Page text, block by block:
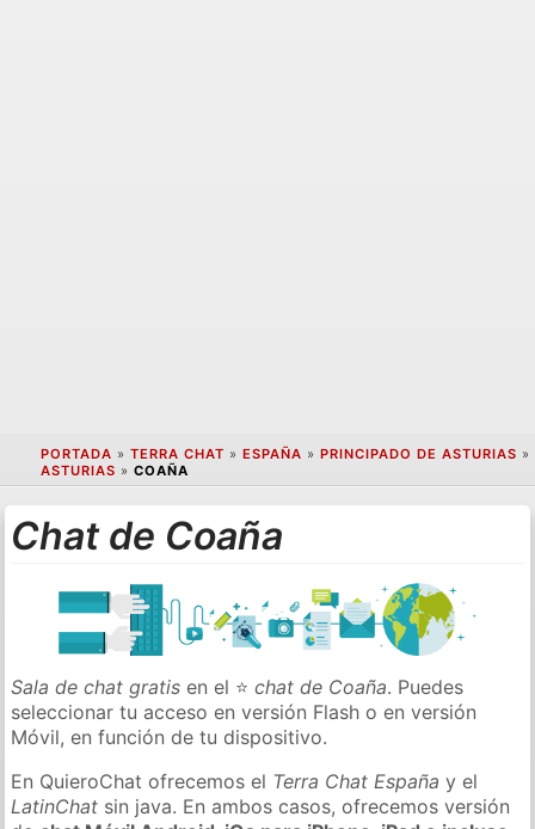
PORTADA » TERRA CHAT » ESPAÑA » PRINCIPADO DE ASTURIAS »
ASTURIAS » COAÑA
Chat de Coaña
Sala de chat gratis en el ⭐chat de Coaña. Puedes
seleccionar tu acceso en versión Flash o en versión
Móvil, en función de tu dispositivo.
En QuieroChat ofrecemos el Terra Chat España y el
LatinChat sin java. En ambos casos, ofrecemos versión